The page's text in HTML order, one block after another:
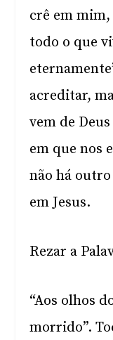
crê em
todo o que
acreditar,
vem de
em que nos
não há
em Jesus.
Rezar a
“Aos olhos
morrido”.